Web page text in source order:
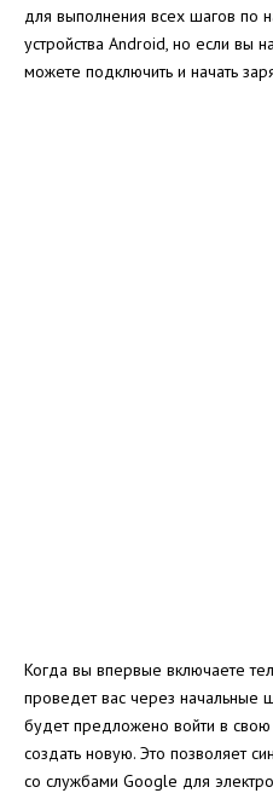
для выполнения всех шагов по
устройства Android, но если вы
можете подключить и начать
Когда вы впервые включаете
проведет вас через начальные
будет предложено войти в
создать новую. Это позволяет
со службами Google для